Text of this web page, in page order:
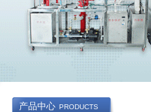
产品中心 PRODUCTS